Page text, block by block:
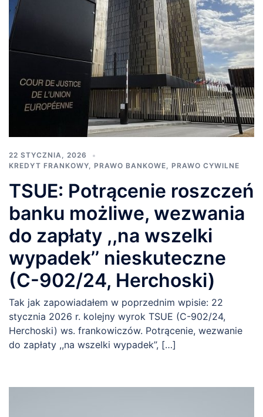
22 STYCZNIA, 2026
KREDYT FRANKOWY, PRAWO BANKOWE, PRAWO CYWILNE
TSUE: Potrącenie roszczeń
banku możliwe, wezwania
do zapłaty ,,na wszelki
wypadek’’ nieskuteczne
(C-902/24, Herchoski)
Tak jak zapowiadałem w poprzednim wpisie: 22
stycznia 2026 r. kolejny wyrok TSUE (C-902/24,
Herchoski) ws. frankowiczów. Potrącenie, wezwanie
do zapłaty ,,na wszelki wypadek’’, […]